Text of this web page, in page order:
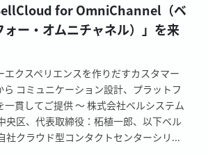
for OmniChannel（ベ
ー・オムニチャネル）」を来
エクスペリエンスを作りだすカスタマー
ら コミュニケーション設計、プラットフ
一貫してご提供 ～ 株式会社ベルシステム
央区、代表取締役：柘植一郎、以下ベル
社クラウド型コンタクトセンターシリ...